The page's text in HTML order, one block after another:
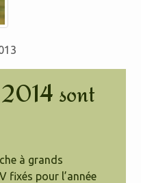
sont
à grands
fixés pour l’année